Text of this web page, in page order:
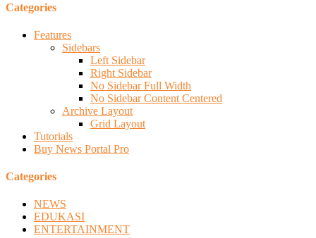
Categories
Features
Sidebars
Left Sidebar
Right Sidebar
No Sidebar Full Width
No Sidebar Content Centered
Archive Layout
Grid Layout
Tutorials
Buy News Portal Pro
Categories
NEWS
EDUKASI
ENTERTAINMENT